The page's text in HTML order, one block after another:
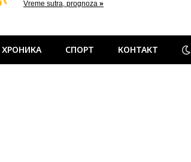
ХРОНИКА СПОРТ КОНТАКТ